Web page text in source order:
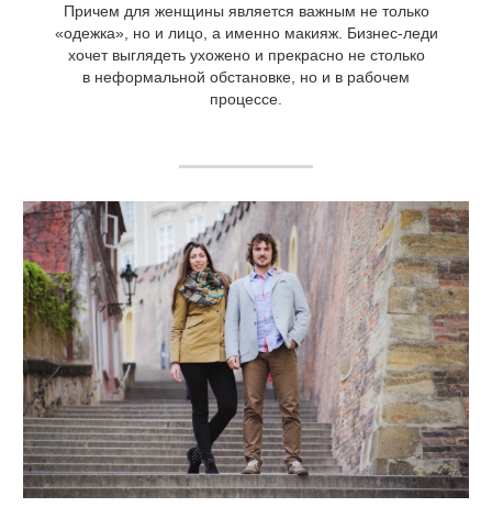
Причем для женщины является важным не только
«одежка», но и лицо, а именно макияж. Бизнес-леди
хочет выглядеть ухожено и прекрасно не столько
в неформальной обстановке, но и в рабочем
процессе.